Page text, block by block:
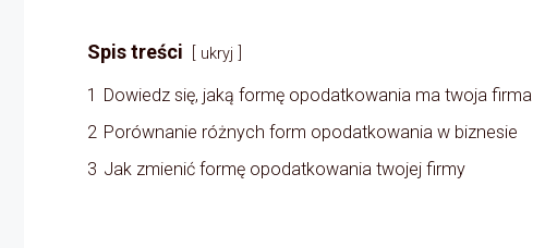
Spis treści ukryj
1
Dowiedz się, jaką formę opodatkowania ma twoja firma
2 Porównanie różnych form opodatkowania w biznesie
3 Jak zmienić formę opodatkowania twojej firmy